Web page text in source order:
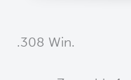
.308 Win.